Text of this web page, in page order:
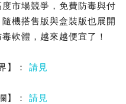
市場競爭，免費防毒與付
機搭售版與盒裝版也展開
軟體，越來越便宜了！
】： 請見
】： 請見